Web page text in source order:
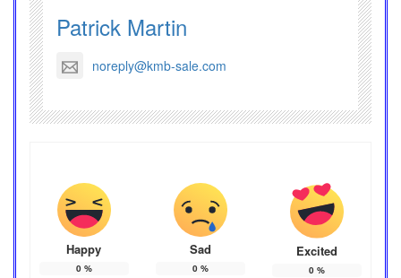
Patrick Martin
noreply@kmb-sale.com
Happy
0%
Sad
0%
Excited
0%